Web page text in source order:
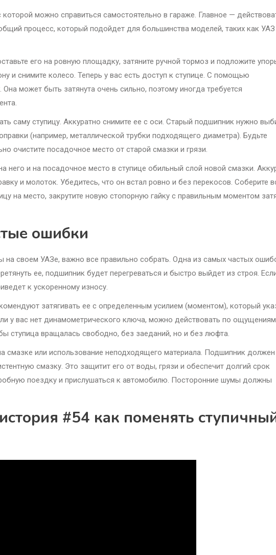
можно справиться самостоятельно в гараже. Главное —
процесс, который подойдет для большинства моделей, таких как УАЗ
его на ровную площадку, затяните ручной тормоз и подложите
и снимите колесо. Теперь у вас есть доступ к ступице. С помощью
может быть затянута очень сильно, поэтому иногда требуется
саму ступицу. Аккуратно снимите ее с оси. Старый подшипник нужно
(например, металлической трубки подходящего диаметра). Будьте
очистите посадочное место от старой смазки и грязи.
него и на посадочное место в ступице обильный слой новой смазки.
и молоток. Убедитесь, что он встал ровно и без перекосов. Соберите
на место, закрутите новую стопорную гайку с правильным моментом
ошибки
на своем УАЗе, важно все правильно собрать. Одна из самых частых
ее, подшипник будет перегреваться и быстро выйдет из строя.
к ускоренному износу.
затягивать ее с определенным усилием (моментом), который
у вас нет динамометрического ключа, можно действовать по
ступица вращалась свободно, без заеданий, но и без люфта.
смазке или использование неподходящего материала. Подшипник должен
смазку. Это защитит его от воды, грязи и обеспечит долгий срок
поездку и прислушаться к автомобилю. Посторонние шумы должны
#54 как поменять